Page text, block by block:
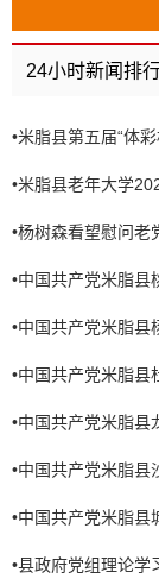
24小时新闻排
•米脂县第五届“体
•米脂县老年大学
•杨树森看望慰问老
•中国共产党米脂县
•中国共产党米脂县
•中国共产党米脂县
•中国共产党米脂县
•中国共产党米脂县
•中国共产党米脂县
•县政府党组理论学